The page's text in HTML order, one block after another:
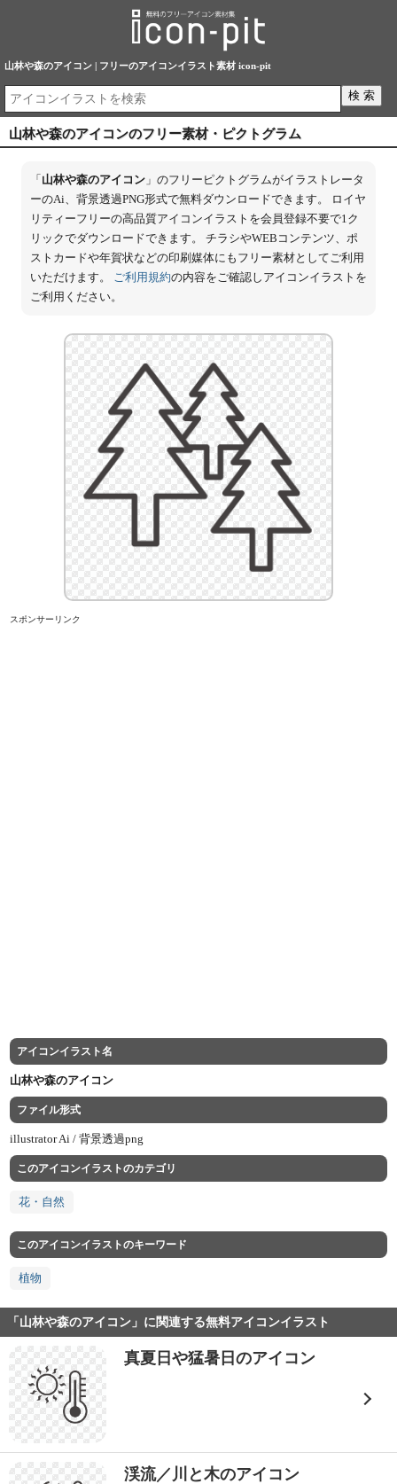
山林や森のアイコン | フリーのアイコンイラスト素材 icon-pit
山林や森のアイコンのフリー素材・ピクトグラム
「 山林や森のアイコン」のフリーピクトグラムがイラストレータ
ーのAi、背景透過PNG形式で無料ダウンロードできます。 ロイヤ
リティーフリーの高品質アイコンイラストを会員登録不要で1ク
リックでダウンロードできます。 チラシやWEBコンテンツ、ポ
ストカードや年賀状などの印刷媒体にもフリー素材としてご利用
いただけます。 ご利用規約の内容をご確認しアイコンイラストを
ご利用ください。
スポンサーリンク
アイコンイラスト名
山林や森のアイコン
ファイル形式
illustrator Ai /背景透過png
このアイコンイラストのカテゴリ
花・自然
このアイコンイラストのキーワード
植物
「山林や森のアイコン」に関連する無料アイコンイラスト
真夏日や猛暑日のアイコン
渓流／川と木のアイコン